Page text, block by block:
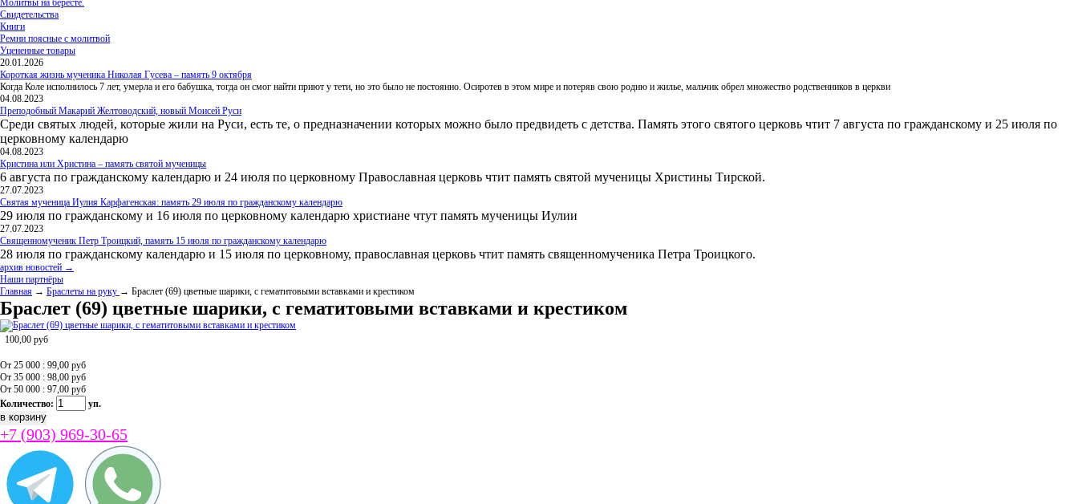
Молитвы на бересте.
Свидетельства
Книги
Ремни поясные с молитвой
Уцененные товары
20.01.2026
Короткая жизнь мученика Николая Гусева – память 9 октября
Когда Коле исполнилось 7 лет, умерла и его бабушка, тогда он смог найти приют у тети, но это было не постоянно. Осиротев в этом мире и потеряв свою родню и жилье, мальчик обрел множество родственников в церкви
04.08.2023
Преподобный Макарий Желтоводский, новый Моисей Руси
Среди святых людей, которые жили на Руси, есть те, о предназначении которых можно было предвидеть с детства. Память этого святого церковь чтит 7 августа по гражданскому и 25 июля по
церковному календарю
04.08.2023
Кристина или Христина – память святой мученицы
6 августа по гражданскому календарю и 24 июля по церковному Православная церковь чтит память святой мученицы Христины Тирской.
27.07.2023
Святая мученица Иулия Карфагенская: память 29 июля по гражданскому календарю
29 июля по гражданскому и 16 июля по церковному календарю христиане чтут память мученицы Иулии
27.07.2023
Священномученик Петр Троицкий, память 15 июля по гражданскому календарю
28 июля по гражданскому календарю и 15 июля по церковному, православная церковь чтит память священномученика Петра Троицкого.
архив новостей →
Наши партнёры
Главная → Браслеты на руку → Браслет (69) цветные шарики, с гематитовыми вставками и крестиком
Браслет (69) цветные шарики, с гематитовыми вставками и крестиком
100,00 руб
От 25 000 : 99,00 руб
От 35 000 : 98,00 руб
От 50 000 : 97,00 руб
Количество:
уп.
+7 (903) 969-30-65